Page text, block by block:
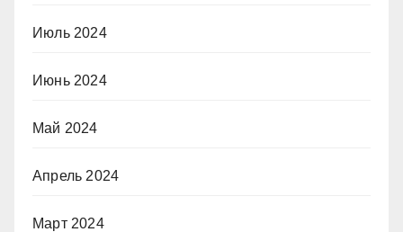
Июль 2024
Июнь 2024
Май 2024
Апрель 2024
Март 2024